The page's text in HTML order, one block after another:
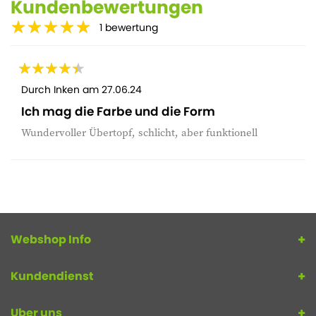
Kundenbewertungen
1 bewertung
Durch Inken am 27.06.24
Ich mag die Farbe und die Form
Wundervoller Übertopf, schlicht, aber funktionell
Webshop Info
Kundendienst